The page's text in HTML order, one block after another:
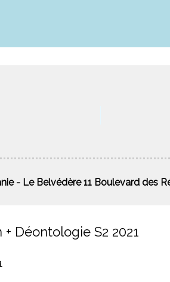
- Le Belvédère 11 Boulevard des
Déontologie S2 2021